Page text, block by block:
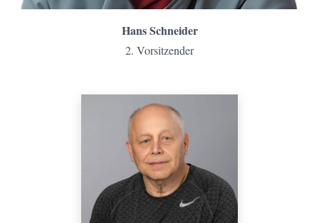
Hans Schneider
2. Vorsitzender